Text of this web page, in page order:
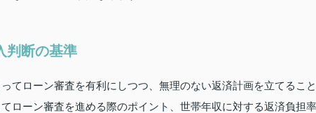
判断の基準
てローン審査を有利にしつつ、無理のない返済計画を立てること
ローン審査を進める際のポイント、世帯年収に対する返済負担率